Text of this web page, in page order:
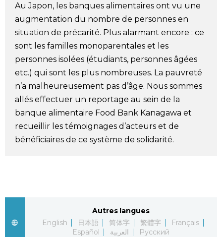
Le japonais
En plus
Données
Séries
Personnages
official SNS
Au Japon, les banques alimentaires ont vu une
augmentation du nombre de personnes en
situation de précarité. Plus alarmant encore : ce
sont les familles monoparentales et les
personnes isolées (étudiants, personnes âgées
etc.) qui sont les plus nombreuses. La pauvreté
n’a malheureusement pas d’âge. Nous sommes
allés effectuer un reportage au sein de la
banque alimentaire Food Bank Kanagawa et
recueillir les témoignages d’acteurs et de
bénéficiaires de ce système de solidarité.
Autres langues
English
日本語 简体字 繁體字
Français
Español
العربية Русский